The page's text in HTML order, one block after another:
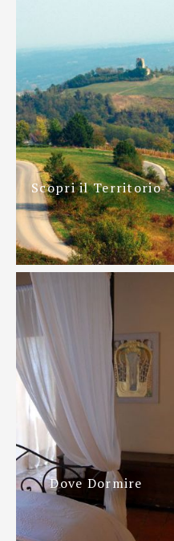
Scopri il Territorio
Dove Dormire